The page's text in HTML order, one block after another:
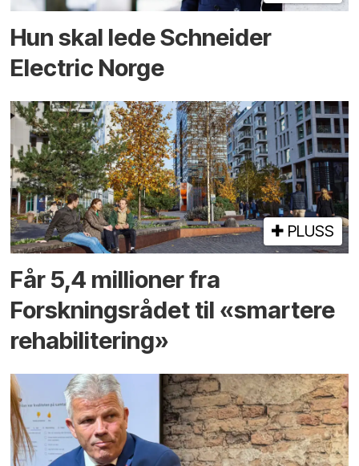
Hun skal lede Schneider
Electric Norge
PLUSS
Får 5,4 millioner fra
Forskningsrådet til «smartere
rehabilitering»